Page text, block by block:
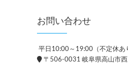
お問い合わせ
平日10:00～19:00（不定休あ
〒506-0031 岐阜県高山市